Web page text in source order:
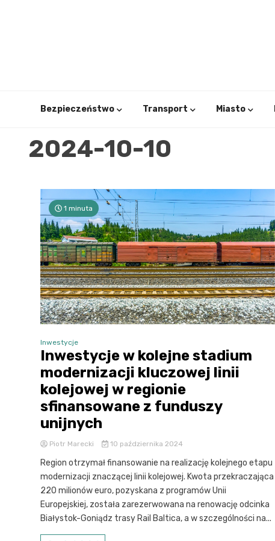
Bezpieczeństwo Transport Miasto
2024-10-10
1 minuta
Inwestycje
Inwestycje w kolejne stadium
modernizacji kluczowej linii
kolejowej w regionie
sfinansowane z funduszy
unijnych
Piotr Marecki 10 października 2024
Region otrzymał finansowanie na realizację kolejnego etapu
modernizacji znaczącej linii kolejowej. Kwota przekraczająca
220 milionów euro, pozyskana z programów Unii
Europejskiej, została zarezerwowana na renowację odcinka
Białystok-Goniądz trasy Rail Baltica, a w szczególności na...